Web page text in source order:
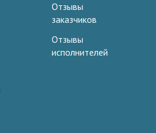
Отзывы
заказчиков
Отзывы
исполнителей